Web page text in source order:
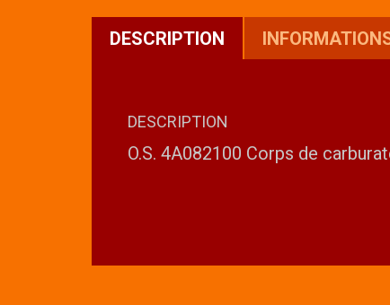
DESCRIPTION
DESCRIPTION
O.S. 4A082100 Corps de